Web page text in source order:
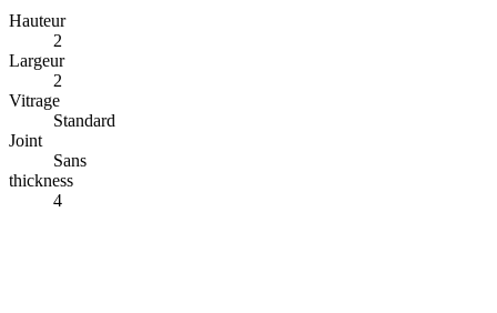
Hauteur
2
Largeur
2
Vitrage
Standard
Joint
Sans
thickness
4